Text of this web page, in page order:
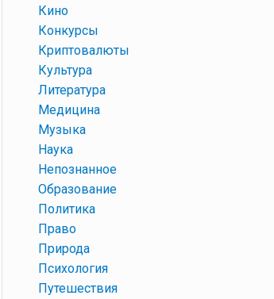
Кино
Конкурсы
Криптовалюты
Культура
Литература
Медицина
Музыка
Наука
Непознанное
Образование
Политика
Право
Природа
Психология
Путешествия